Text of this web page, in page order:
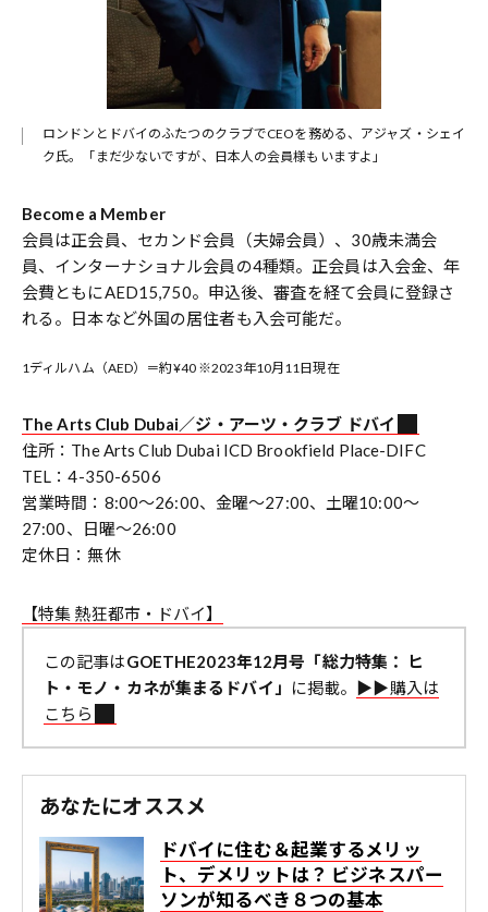
ロンドンとドバイのふたつのクラブでCEOを務める、アジャズ・シェイ
ク氏。「まだ少ないですが、日本人の会員様もいますよ」
Become a Member
会員は正会員、セカンド会員（夫婦会員）、30歳未満会
員、インターナショナル会員の4種類。正会員は入会金、年
会費ともにAED15,750。申込後、審査を経て会員に登録さ
れる。日本など外国の居住者も入会可能だ。
1ディルハム（AED）＝約¥40 ※2023年10月11日現在
The Arts Club Dubai／ジ・アーツ・クラブ ドバイ
住所：The Arts Club Dubai ICD Brookfield Place-DIFC
TEL：4-350-6506
営業時間：8:00～26:00、金曜～27:00、土曜10:00～
27:00、日曜～26:00
定休日：無休
【特集 熱狂都市・ドバイ】
この記事はGOETHE2023年12月号「総力特集： ヒ
ト・モノ・カネが集まるドバイ」
に掲載。 ▶︎▶︎購入は
こちら
あなたにオススメ
ドバイに住む＆起業するメリッ
ト、デメリットは？ ビジネスパー
ソンが知るべき８つの基本